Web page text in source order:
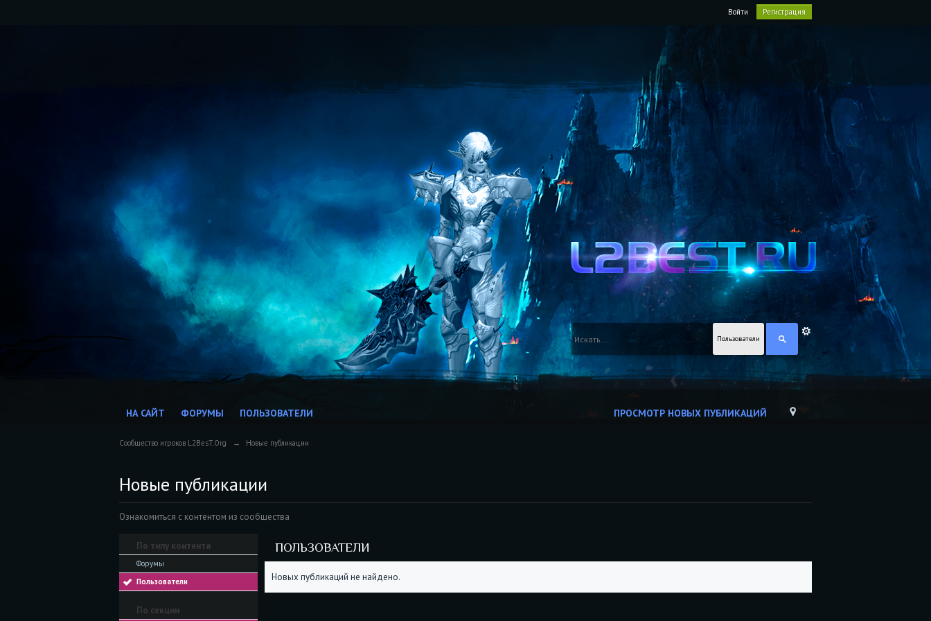
Войти Регистрация
Пользователи
ПРОСМОТР НОВЫХ ПУБЛИКАЦИЙ
НА САЙТ ФОРУМЫ ПОЛЬЗОВАТЕЛИ
Сообщество игроков L2BesT.Org → Новые публикации
Новые публикации
Ознакомиться с контентом из сообщества
По типу контента
Форумы
Пользователи
По секции
ПОЛЬЗОВАТЕЛИ
Новых публикаций не найдено.